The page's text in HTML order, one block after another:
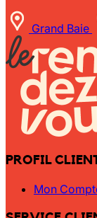
Grand Baie
PROFIL
Mon